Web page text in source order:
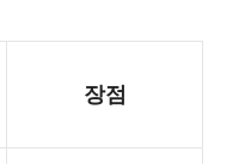
장점